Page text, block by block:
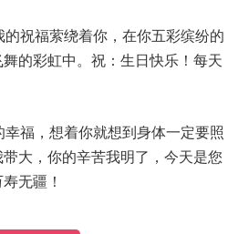
祝福萦绕着你，在你五彩缤纷的
的彩虹中。祝：生日快乐！每天
福，想着你就想到身体一定要照
大，你的辛苦我明了，今天是您
无疆！